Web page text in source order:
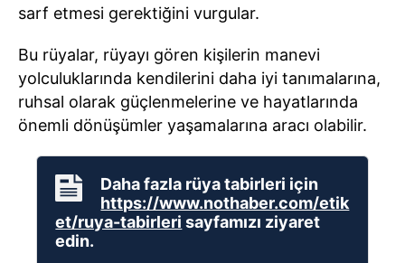
sarf etmesi gerektiğini vurgular.
Bu rüyalar, rüyayı gören kişilerin manevi
yolculuklarında kendilerini daha iyi tanımalarına,
ruhsal olarak güçlenmelerine ve hayatlarında
önemli dönüşümler yaşamalarına aracı olabilir.
Daha fazla rüya tabirleri için
https://www.nothaber.com/etik
et/ruya-tabirleri sayfamızı ziyaret
edin.